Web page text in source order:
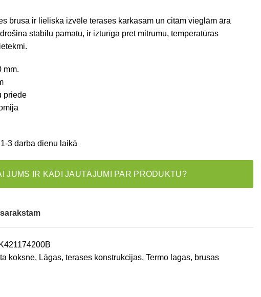
brusa ir lieliska izvēle terases karkasam un citām vieglām āra
stabilu pamatu, ir izturīga pret mitrumu, temperatūras
mm.
priede
3 darba dienu laikā
JUMS IR KĀDI JAUTĀJUMI PAR PRODUKTU?
koksne, Lāgas, terases konstrukcijas, Termo lagas, brusas